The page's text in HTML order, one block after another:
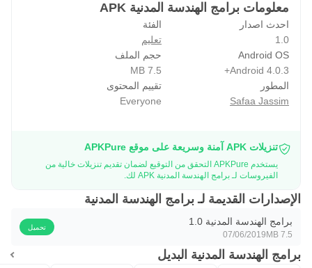
معلومات برامج الهندسة المدنية APK
احدث اصدار
1.0
الفئة
تعليم
Android OS
Android 4.0.3+
حجم الملف
7.5 MB
المطور
Safaa Jassim
تقييم المحتوى
Everyone
تنزيلات APK آمنة وسريعة على موقع APKPure
يستخدم APKPure التحقق من التوقيع لضمان تقديم تنزيلات خالية من
الفيروسات لـ برامج الهندسة المدنية APK لك.
الإصدارات القديمة لـ برامج الهندسة المدنية
برامج الهندسة المدنية 1.0
7.5 MB
07/06/2019
تحميل
برامج الهندسة المدنية البديل